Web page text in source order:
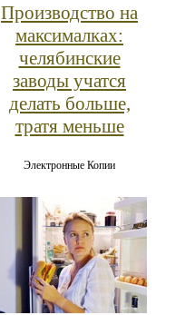
Производство на
максималках:
челябинские
заводы учатся
делать больше,
тратя меньше
Электронные Копии